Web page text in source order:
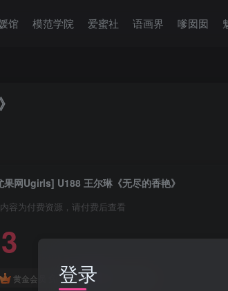
馆 模范学院 爱蜜社 语画界 嗲囡囡
果网Ugirls] U188 王尔琳《无尽的香艳》
容为付费资源，请付费后查看
3
黄金会员 免费
登录